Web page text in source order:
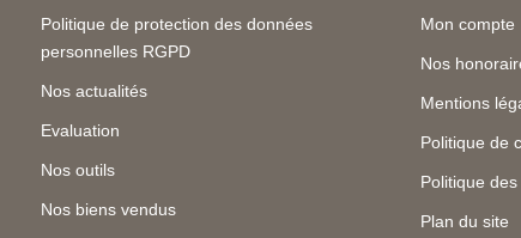
Politique de protection des données
personnelles RGPD
Nos actualités
Evaluation
Nos outils
Nos biens vendus
Mon compte
Nos
Mentions
Politique de
Politique
Plan du site